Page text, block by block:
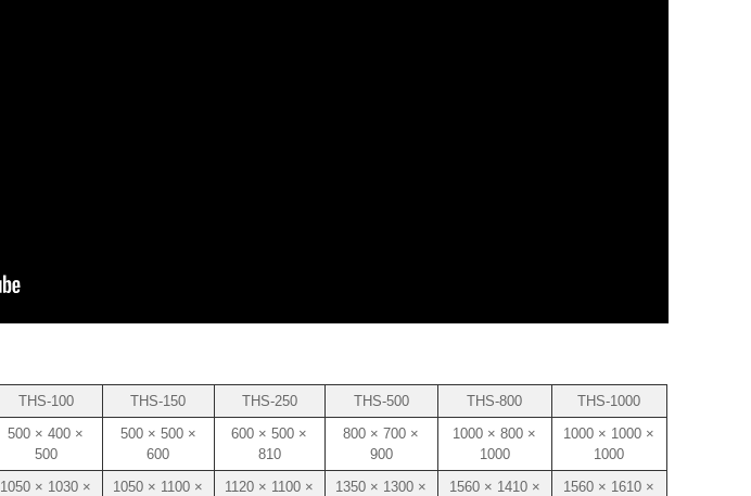
THS-100 THS-150 THS-250 THS-500 THS-800 THS-1000
500 × 400 ×
500
500 × 500 ×
600
600 × 500 ×
810
800 × 700 ×
900
1000 × 800 ×
1000
1000 × 1000 ×
1000
1050 × 1030 ×
1050 × 1100 ×
1120 × 1100 ×
1350 × 1300 ×
1560 × 1410 ×
1560 × 1610 ×